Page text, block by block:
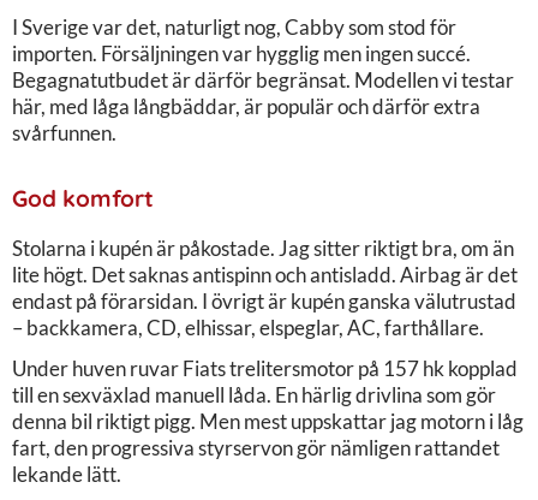
I Sverige var det, naturligt nog, Cabby som stod för
importen. Försäljningen var hygglig men ingen succé.
Begagnatutbudet är därför begränsat. Modellen vi testar
här, med låga långbäddar, är populär och därför extra
svårfunnen.
God komfort
Stolarna i kupén är påkostade. Jag sitter riktigt bra, om än
lite högt. Det saknas antispinn och antisladd. Airbag är det
endast på förarsidan. I övrigt är kupén ganska välutrustad
– backkamera, CD, elhissar, elspeglar, AC, farthållare.
Under huven ruvar Fiats trelitersmotor på 157 hk kopplad
till en sexväxlad manuell låda. En härlig drivlina som gör
denna bil riktigt pigg. Men mest uppskattar jag motorn i låg
fart, den progressiva styrservon gör nämligen rattandet
lekande lätt.